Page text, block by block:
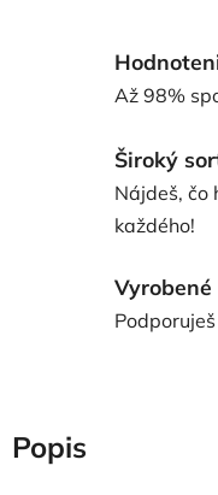
Až 98%
Široký
Nájdeš, čo
každého!
Popis